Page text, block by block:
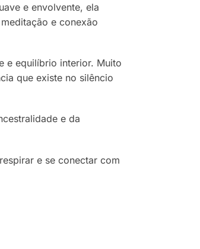
e envolvente, ela
e conexão
e equilíbrio interior. Muito
que existe no silêncio
e da
e se conectar com